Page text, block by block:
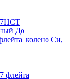
колено Си,